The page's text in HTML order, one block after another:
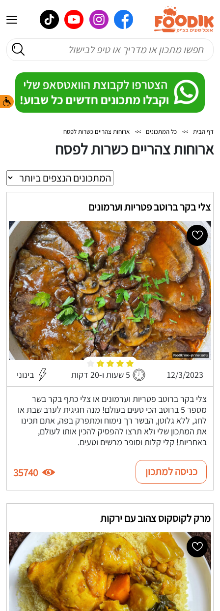
דף הבית >> כל המתכונים >> ארוחות צהריים כשרות לפסח
ארוחות צהריים כשרות לפסח
צלי בקר ברוטב פטריות וערמונים
12/3/2023 5 שעות ו-20 דקות בינוני
צלי בקר ברוטב פטריות וערמונים או צלי כתף בקר בשר
מספר 5 ברוטב הכי טעים בעולם! מנה חגיגית לערב שבת או
לחג, ללא גלוטן, הבשר רך נימוח ומתפרק בפה, אתם תכינו
את המתכון שלי ולא תרצו להפסיק להכין אותו לעולם,
באחריות! קלי קלות וסופר מרשים וטעים.
כניסה למתכון 35740
מרק לקוסקוס צהוב עם ירקות